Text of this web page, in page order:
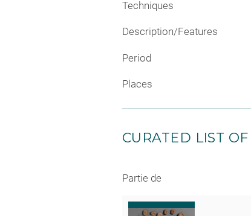
Techniques
Description/Features
Period
Places
CURATED LIST
Partie de